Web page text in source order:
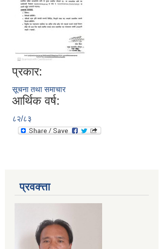
प्रकार:
सूचना तथा समाचार
आर्थिक वर्ष:
८२/८३
प्रवक्त्ता